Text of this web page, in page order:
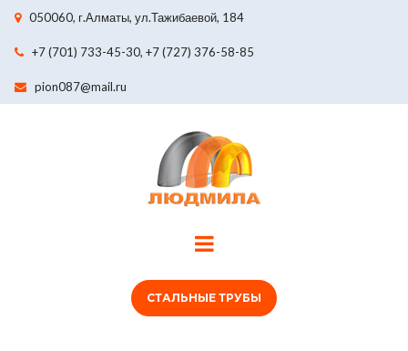
 050060, г.Алматы, ул.Тажибаевой, 184
 +7 (701) 733-45-30, +7 (727) 376-58-85
 pion087@mail.ru
СТАЛЬНЫЕ ТРУБЫ